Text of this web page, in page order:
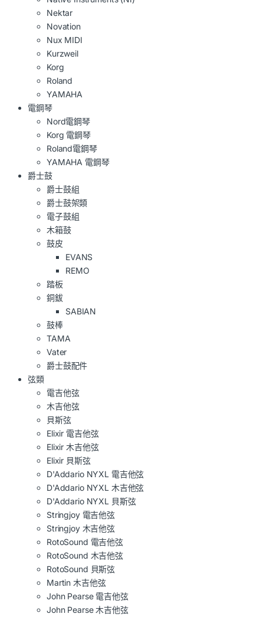
Nektar
Novation
Nux MIDI
Kurzweil
Korg
Roland
YAMAHA
電鋼琴
Nord電鋼琴
Korg 電鋼琴
Roland電鋼琴
YAMAHA 電鋼琴
爵士鼓
爵士鼓組
爵士鼓架類
電子鼓組
木箱鼓
鼓皮
EVANS
REMO
踏板
銅鈸
SABIAN
鼓棒
TAMA
Vater
爵士鼓配件
弦類
電吉他弦
木吉他弦
貝斯弦
Elixir 電吉他弦
Elixir 木吉他弦
Elixir 貝斯弦
D'Addario NYXL 電吉他弦
D'Addario NYXL 木吉他弦
D'Addario NYXL 貝斯弦
Stringjoy 電吉他弦
Stringjoy 木吉他弦
RotoSound 電吉他弦
RotoSound 木吉他弦
RotoSound 貝斯弦
Martin 木吉他弦
John Pearse 電吉他弦
John Pearse 木吉他弦